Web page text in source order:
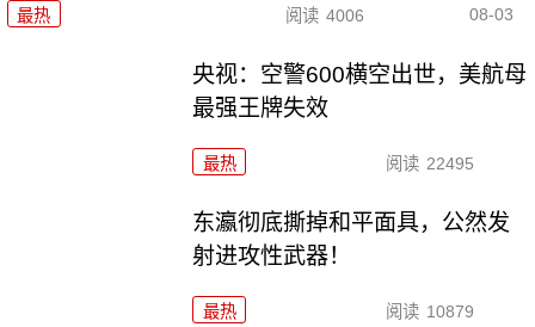
最热 阅读 4006 08-03
央视：空警600横空出世，美航母
最强王牌失效
最热 阅读 22495
东瀛彻底撕掉和平面具，公然发
射进攻性武器！
最热 阅读 10879